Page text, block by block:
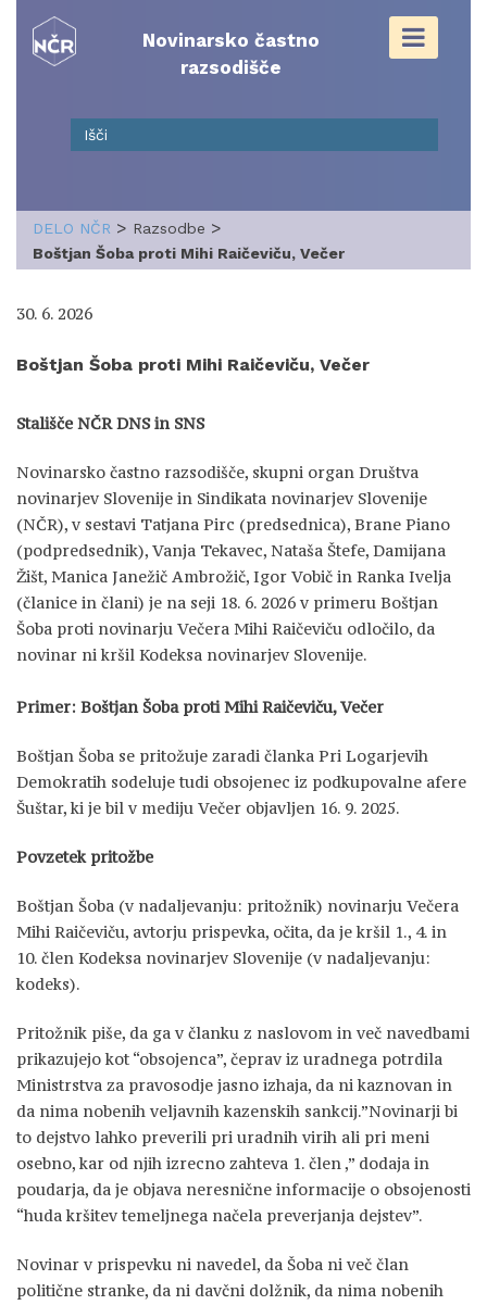
content
Novinarsko častno
razsodišče
DELO NČR > Razsodbe >
Boštjan Šoba proti Mihi Raičeviču, Večer
30. 6. 2026
Boštjan Šoba proti Mihi Raičeviču, Večer
Stališče NČR DNS in SNS
Novinarsko častno razsodišče, skupni organ Društva
novinarjev Slovenije in Sindikata novinarjev Slovenije
(NČR), v sestavi Tatjana Pirc (predsednica), Brane Piano
(podpredsednik), Vanja Tekavec, Nataša Štefe, Damijana
Žišt, Manica Janežič Ambrožič, Igor Vobič in Ranka Ivelja
(članice in člani) je na seji 18. 6. 2026 v primeru Boštjan
Šoba proti novinarju Večera Mihi Raičeviču odločilo, da
novinar ni kršil Kodeksa novinarjev Slovenije.
Primer: Boštjan Šoba proti Mihi Raičeviču, Večer
Boštjan Šoba se pritožuje zaradi članka Pri Logarjevih
Demokratih sodeluje tudi obsojenec iz podkupovalne afere
Šuštar, ki je bil v mediju Večer objavljen 16. 9. 2025.
Povzetek pritožbe
Boštjan Šoba (v nadaljevanju: pritožnik) novinarju Večera
Mihi Raičeviču, avtorju prispevka, očita, da je kršil 1., 4. in
10. člen Kodeksa novinarjev Slovenije (v nadaljevanju:
kodeks).
Pritožnik piše, da ga v članku z naslovom in več navedbami
prikazujejo kot “obsojenca”, čeprav iz uradnega potrdila
Ministrstva za pravosodje jasno izhaja, da ni kaznovan in
da nima nobenih veljavnih kazenskih sankcij.”Novinarji bi
to dejstvo lahko preverili pri uradnih virih ali pri meni
osebno, kar od njih izrecno zahteva 1. člen ,” dodaja in
poudarja, da je objava neresnične informacije o obsojenosti
“huda kršitev temeljnega načela preverjanja dejstev”.
Novinar v prispevku ni navedel, da Šoba ni več član
politične stranke, da ni davčni dolžnik, da nima nobenih